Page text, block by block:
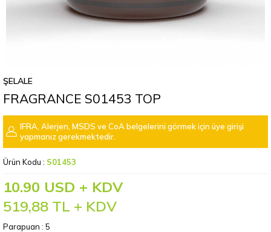
ŞELALE
FRAGRANCE S01453 TOP
IFRA, Alerjen, MSDS ve CoA belgelerini görmek için üye girişi
yapmanız gerekmektedir.
Ürün Kodu : S01453
10.90 USD + KDV
519,88 TL + KDV
Parapuan : 5